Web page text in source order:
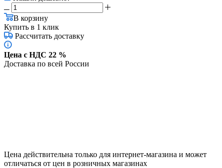
В корзину
Купить в 1 клик
Рассчитать доставку
Цена с НДС 22 %
Доставка по всей России
Цена действительна только для интернет-магазина и может
отличаться от цен в розничных магазинах